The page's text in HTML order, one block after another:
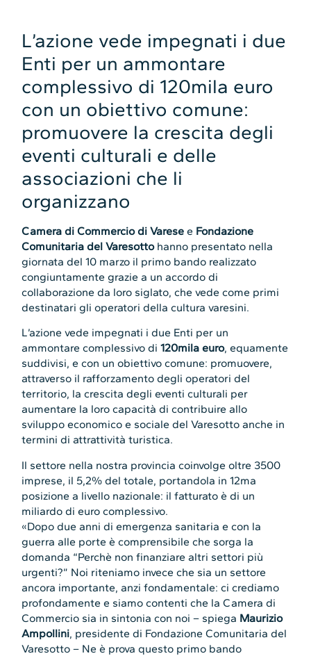
L’azione vede impegnati i due
Enti per un ammontare
complessivo di 120mila euro
con un obiettivo comune:
promuovere la crescita degli
eventi culturali e delle
associazioni che li
organizzano
Camera di Commercio di Varese e Fondazione
Comunitaria del Varesottohanno presentato nella
giornata del 10 marzo il primo bando realizzato
congiuntamente grazie a un accordo di
collaborazione da loro siglato, che vede come primi
destinatari gli operatori della cultura varesini.
L’azione vede impegnati i due Enti per un
ammontare complessivo di120mila euro, equamente
suddivisi, e con un obiettivo comune: promuovere,
attraverso il rafforzamento degli operatori del
territorio, la crescita degli eventi culturali per
aumentare la loro capacità di contribuire allo
sviluppo economico e sociale del Varesotto anche in
termini di attrattività turistica.
Il settore nella nostra provincia coinvolge oltre 3500
imprese, il 5,2% del totale, portandola in 12ma
posizione a livello nazionale: il fatturato è di un
miliardo di euro complessivo.
«Dopo due anni di emergenza sanitaria e con la
guerra alle porte è comprensibile che sorga la
domanda “Perchè non finanziare altri settori più
urgenti?” Noi riteniamo invece che sia un settore
ancora importante, anzi fondamentale: ci crediamo
profondamente e siamo contenti che la Camera di
Commercio sia in sintonia con noi – spiega Maurizio
Ampollini, presidente di Fondazione Comunitaria del
Varesotto – Ne è prova questo primo bando